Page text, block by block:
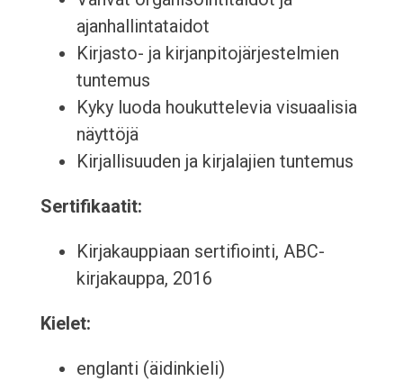
ajanhallintataidot
Kirjasto- ja kirjanpitojärjestelmien
tuntemus
Kyky luoda houkuttelevia visuaalisia
näyttöjä
Kirjallisuuden ja kirjalajien tuntemus
Sertifikaatit:
Kirjakauppiaan sertifiointi, ABC-
kirjakauppa, 2016
Kielet:
englanti (äidinkieli)